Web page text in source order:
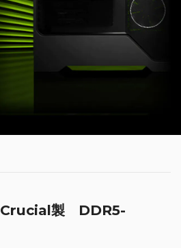
Crucial製 DDR5-